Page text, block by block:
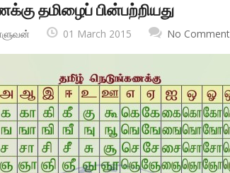
தமிழைப் பின்பற்றியது
01 March 2015 No Comment